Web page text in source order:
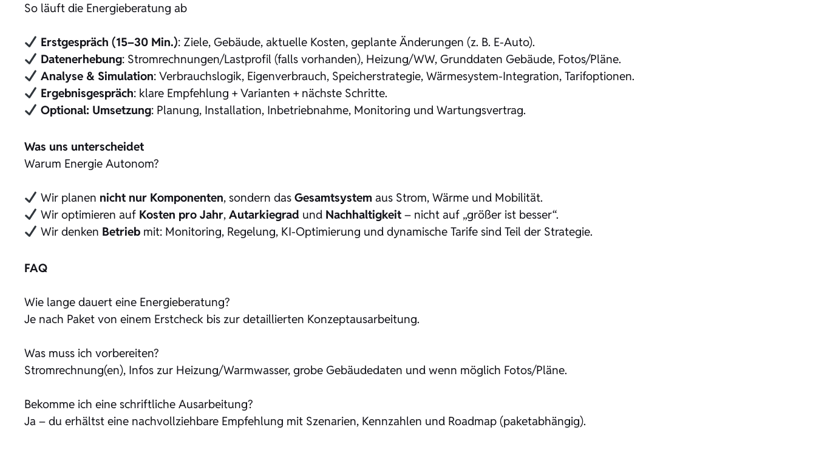
So läuft die Energieberatung ab
Erstgespräch (15–30 Min.): Ziele, Gebäude, aktuelle Kosten, geplante Änderungen (z. B. E-Auto).
Datenerhebung: Stromrechnungen/Lastprofil (falls vorhanden), Heizung/WW, Grunddaten Gebäude, Fotos/Pläne.
Analyse & Simulation: Verbrauchslogik, Eigenverbrauch, Speicherstrategie, Wärmesystem-Integration, Tarifoptionen.
Ergebnisgespräch: klare Empfehlung + Varianten + nächste Schritte.
Optional: Umsetzung: Planung, Installation, Inbetriebnahme, Monitoring und Wartungsvertrag.
Was uns unterscheidet
Warum Energie Autonom?
Wir planen nicht nur Komponenten, sondern das Gesamtsystemaus Strom, Wärme und Mobilität.
Wir optimieren auf Kosten pro Jahr, Autarkiegrad und Nachhaltigkeit– nicht auf „größer ist besser“.
Wir denken Betriebmit: Monitoring, Regelung, KI-Optimierung und dynamische Tarife sind Teil der Strategie.
FAQ
Wie lange dauert eine Energieberatung?
Je nach Paket von einem Erstcheck bis zur detaillierten Konzeptausarbeitung.
Was muss ich vorbereiten?
Stromrechnung(en), Infos zur Heizung/Warmwasser, grobe Gebäudedaten und wenn möglich Fotos/Pläne.
Bekomme ich eine schriftliche Ausarbeitung?
Ja – du erhältst eine nachvollziehbare Empfehlung mit Szenarien, Kennzahlen und Roadmap (paketabhängig).